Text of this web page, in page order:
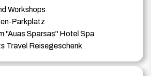
Workshops
Parkplatz
"Auas Sparsas" Hotel Spa
Travel Reisegeschenk